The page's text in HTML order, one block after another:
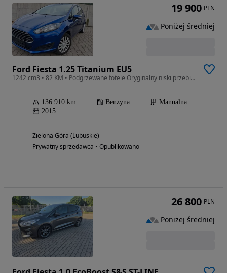
Ford Fiesta 1.25 Titanium EU5
1242 cm3 • 82 KM • Podgrzewane fotele Oryginalny niski przebieg
136 910 km Benzyna
Manualna
2015
Zielona Góra (Lubuskie)
Prywatny sprzedawca • Opublikowano
19 900 PLN
Poniżej średniej
26 800 PLN
Poniżej średniej